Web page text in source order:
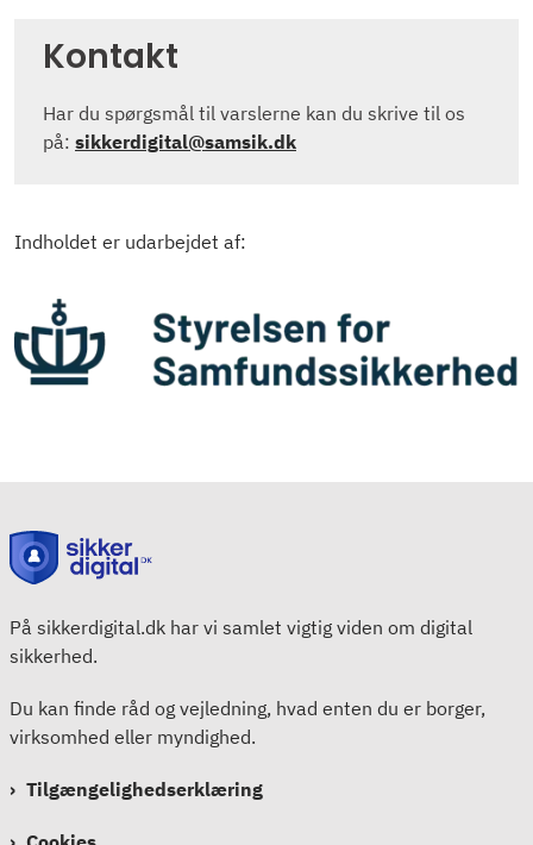
Kontakt
Har du spørgsmål til varslerne kan du skrive til os
på: sikkerdigital@samsik.dk
Indholdet er udarbejdet af:
På sikkerdigital.dk har vi samlet vigtig viden om digital
sikkerhed.
Du kan finde råd og vejledning, hvad enten du er borger,
virksomhed eller myndighed.
Tilgængelighedserklæring